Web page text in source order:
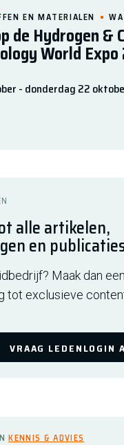
de Hydrogen &
World
- donderdag 22
EN MATERIALEN
alle artikelen,
en
Maak dan
tot exclusieve
VRAAG LEDENLOGIN
KENNIS & ADVIES